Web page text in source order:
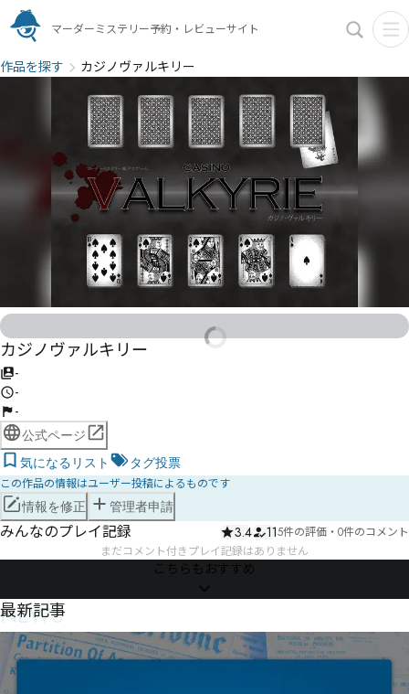
マーダーミステリー予約・レビューサイト
作品を探す カジノヴァルキリー
カジノヴァルキリー
-
-
-
公式ページ
気になるリスト
タグ投票
この作品の情報はユーザー投稿によるものです
情報を修正 管理者申請
みんなのプレイ記録 3.4 115件の評価 ・ 0件のコメント
まだコメント付きプレイ記録はありません
こちらもおすすめ
NEWS
最新記事